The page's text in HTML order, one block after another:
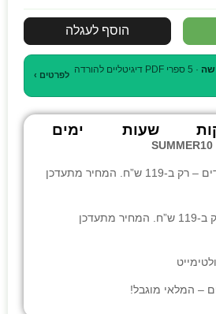
הוסף לעגלה
· 5 ספרי PDF דיגיטליים להורדה
לפרטים ›
ימים שעות
SUMMER10
– רק ב-119 ש”ח. המחיר מתעדכן
– רק ב-119 ש”ח. המחיר מתעדכן
– המלאי מוגבל!